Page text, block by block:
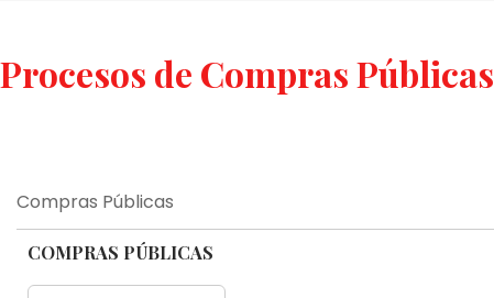
Procesos de Compras Públicas
Compras Públicas
COMPRAS PÚBLICAS